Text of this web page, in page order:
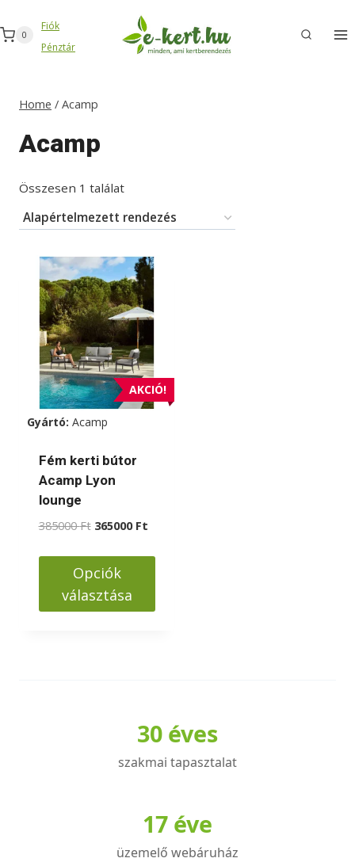
to
content
0
Fiók
Pénztár
Home / Acamp
Acamp
Összesen 1 találat
AKCIÓ!
Gyártó: Acamp
Fém kerti bútor
Acamp Lyon
lounge
385000Ft Original
was:
385000 Ft.
365000 FtCurrent
is:
Opciók
választása
30 éves
szakmai tapasztalat
17 éve
üzemelő webáruház